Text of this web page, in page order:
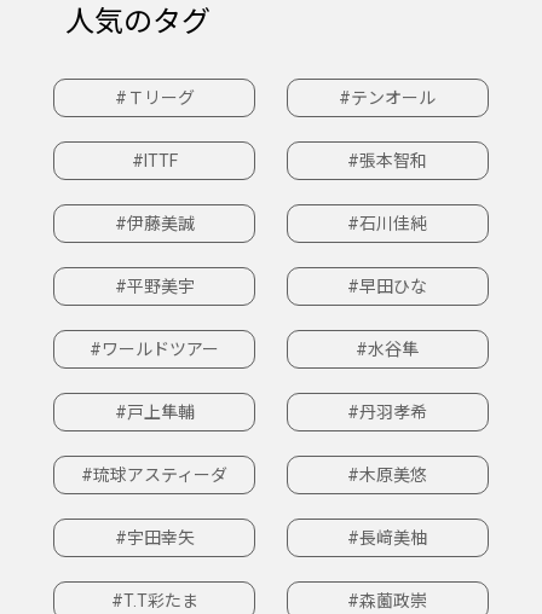
人気のタグ
#Ｔリーグ #テンオール
#ITTF #張本智和
#伊藤美誠 #石川佳純
#平野美宇 #早田ひな
#ワールドツアー #水谷隼
#戸上隼輔 #丹羽孝希
#琉球アスティーダ #木原美悠
#宇田幸矢 #長﨑美柚
#T.T彩たま #森薗政崇